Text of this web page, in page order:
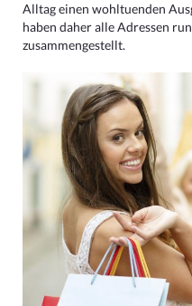
Alltag einen wohltuenden
haben daher alle Adressen
zusammengestellt.